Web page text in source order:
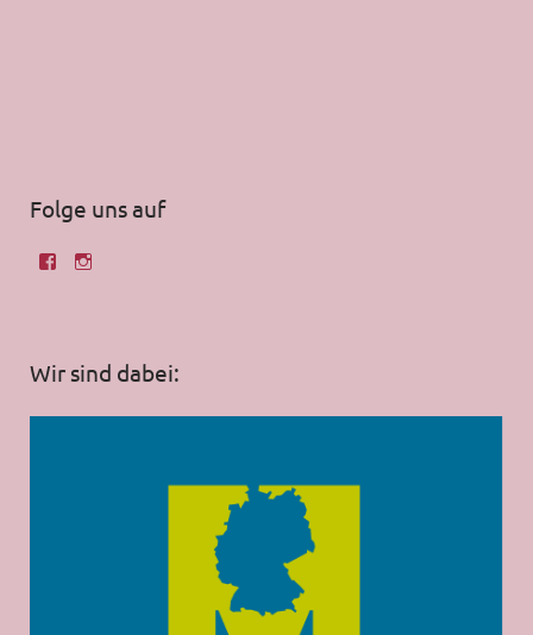
Folge uns auf
Wir sind dabei: